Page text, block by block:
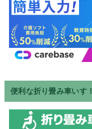
便利な折り畳み車いす！